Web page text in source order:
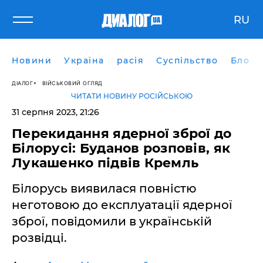
RU
Новини Україна расія Суспільство Блоги
ДІАЛОГ ВІЙСЬКОВИЙ ОГЛЯД
ЧИТАТИ НОВИНУ РОСІЙСЬКОЮ
31 серпня 2023, 21:26
Перекидання ядерної зброї до
Білорусі: Буданов розповів, як
Лукашенко підвів Кремль
Білорусь виявилася повністю
неготовою до експлуатації ядерної
зброї, повідомили в українській
розвідці.